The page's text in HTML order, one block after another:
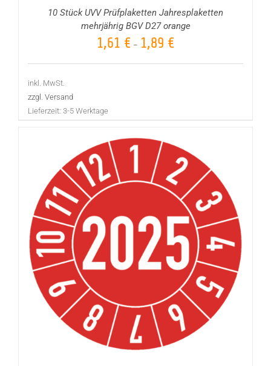
10 Stück UVV Prüfplaketten Jahresplaketten
mehrjährig BGV D27 orange
1,61 € – 1,89 €
inkl. MwSt.
zzgl. Versand
Lieferzeit: 3-5 Werktage